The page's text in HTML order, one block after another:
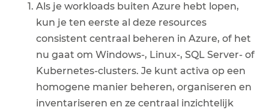
Als je workloads buiten Azure hebt lopen,
kun je ten eerste al deze resources
consistent centraal beheren in Azure, of het
nu gaat om Windows-, Linux-, SQL Server- of
Kubernetes-clusters. Je kunt activa op een
homogene manier beheren, organiseren en
inventariseren en ze centraal inzichtelijk